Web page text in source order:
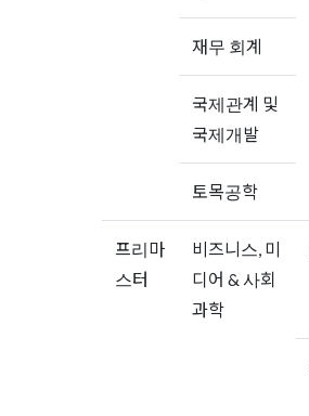
재무 회계
국제관계 및
국제개발
토목공학
프리마
스터
비즈니스, 미
디어 & 사회
과학